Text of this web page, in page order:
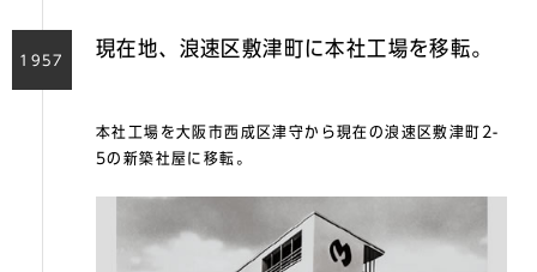
1957
現在地、浪速区敷津町に本社工場を移転。
本社工場を大阪市西成区津守から現在の浪速区敷津町2-
5の新築社屋に移転。